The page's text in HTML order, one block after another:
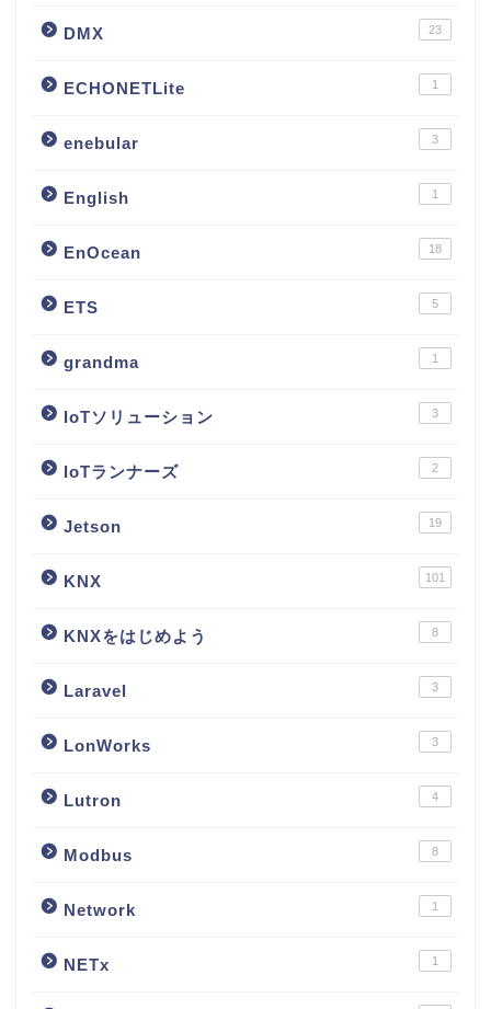
DMX 23
ECHONETLite 1
enebular 3
English 1
EnOcean 18
ETS 5
grandma 1
IoTソリューション 3
IoTランナーズ 2
Jetson 19
KNX 101
KNXをはじめよう 8
Laravel 3
LonWorks 3
Lutron 4
Modbus 8
Network 1
NETx 1